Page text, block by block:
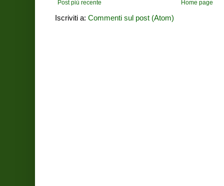
Post più recente Home page
Iscriviti a: Commenti sul post (Atom)